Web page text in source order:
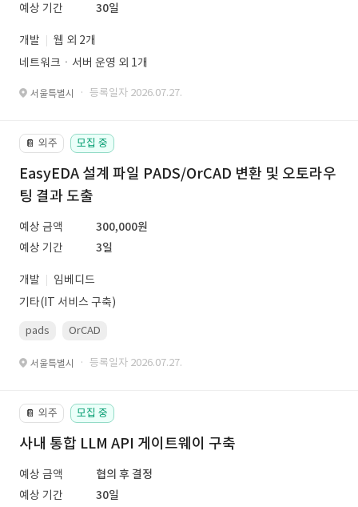
예상 기간
30일
개발
웹 외 2개
네트워크ㆍ서버 운영 외 1개
서울특별시 · 등록일자 2026.07.27.
📔 외주 모집 중
EasyEDA 설계 파일 PADS/OrCAD 변환 및 오토라우
팅 결과 도출
예상 금액
300,000원
예상 기간
3일
개발
임베디드
기타(IT 서비스 구축)
pads OrCAD
서울특별시 · 등록일자 2026.07.27.
📔 외주 모집 중
사내 통합 LLM API 게이트웨이 구축
예상 금액
협의 후 결정
예상 기간
30일